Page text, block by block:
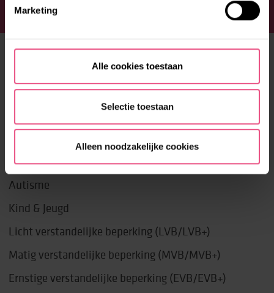
Marketing
Alle cookies toestaan
Selectie toestaan
Alleen noodzakelijke cookies
Fijn wonen
Lekker in je vel
EXPERTISES
Autisme
Kind & Jeugd
Licht verstandelijke beperking (LVB/LVB+)
Matig verstandelijke beperking (MVB/MVB+)
Ernstige verstandelijke beperking (EVB/EVB+)